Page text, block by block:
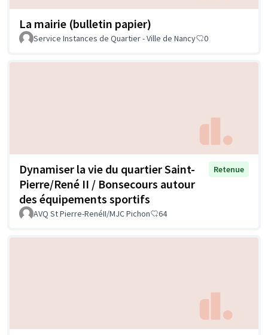
La mairie (bulletin papier)
Service Instances de Quartier - Ville de Nancy 0
Dynamiser la vie du quartier Saint-
Pierre/René II / Bonsecours autour
des équipements sportifs
Retenue
AVQ St Pierre-RenéII/MJC Pichon 64